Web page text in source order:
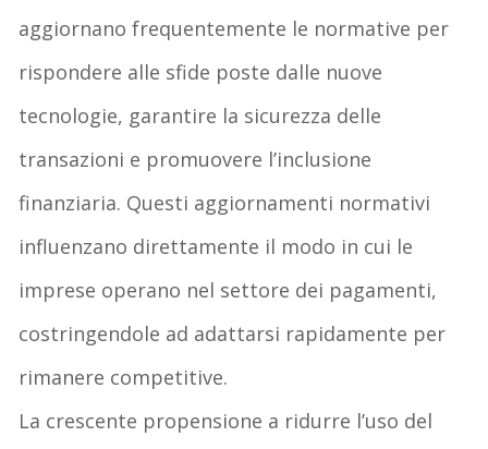
aggiornano frequentemente le normative per
rispondere alle sfide poste dalle nuove
tecnologie, garantire la sicurezza delle
transazioni e promuovere l’inclusione
finanziaria. Questi aggiornamenti normativi
influenzano direttamente il modo in cui le
imprese operano nel settore dei pagamenti,
costringendole ad adattarsi rapidamente per
rimanere competitive.
La crescente propensione a ridurre l’uso del